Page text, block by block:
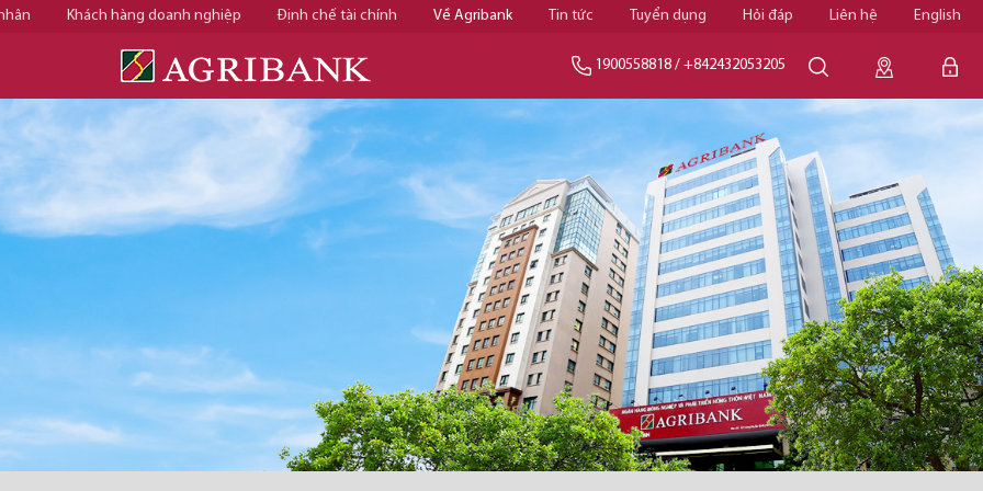
Khách hàng doanh nghiệp Định chế tài chính Về Agribank Tin tức Tuyển dụng Hỏi đáp Liên hệ English
1900558818 / +842432053205